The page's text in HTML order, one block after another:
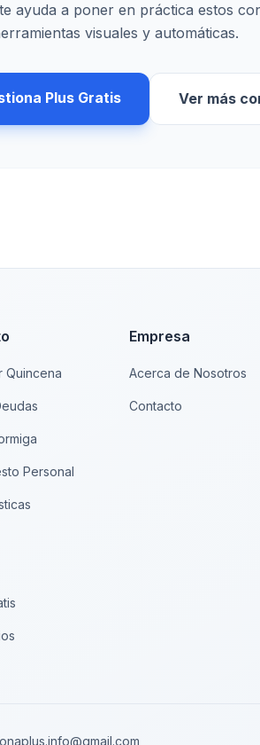
ayuda a poner en práctica estos
visuales y automáticas.
Plus Gratis Ver más
Quincena
Personal
Empresa
Acerca de Nosotros
Contacto